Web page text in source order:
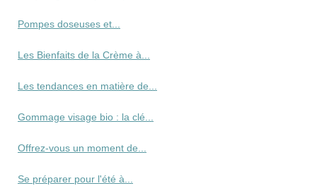
Pompes doseuses et...
Les Bienfaits de la Crème à...
Les tendances en matière de...
Gommage visage bio : la clé...
Offrez-vous un moment de...
Se préparer pour l'été à...